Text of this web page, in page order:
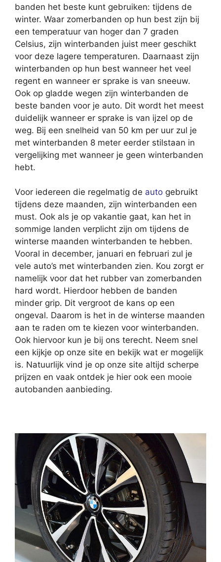
banden het beste kunt gebruiken: tijdens de
winter. Waar zomerbanden op hun best zijn bij
een temperatuur van hoger dan 7 graden
Celsius, zijn winterbanden juist meer geschikt
voor deze lagere temperaturen. Daarnaast zijn
winterbanden op hun best wanneer het veel
regent en wanneer er sprake is van sneeuw.
Ook op gladde wegen zijn winterbanden de
beste banden voor je auto. Dit wordt het meest
duidelijk wanneer er sprake is van ijzel op de
weg. Bij een snelheid van 50 km per uur zul je
met winterbanden 8 meter eerder stilstaan in
vergelijking met wanneer je geen winterbanden
hebt.
Voor iedereen die regelmatig de auto gebruikt
tijdens deze maanden, zijn winterbanden een
must. Ook als je op vakantie gaat, kan het in
sommige landen verplicht zijn om tijdens de
winterse maanden winterbanden te hebben.
Vooral in december, januari en februari zul je
vele auto’s met winterbanden zien. Kou zorgt er
namelijk voor dat het rubber van zomerbanden
hard wordt. Hierdoor hebben de banden
minder grip. Dit vergroot de kans op een
ongeval. Daarom is het in de winterse maanden
aan te raden om te kiezen voor winterbanden.
Ook hiervoor kun je bij ons terecht. Neem snel
een kijkje op onze site en bekijk wat er mogelijk
is. Natuurlijk vind je op onze site altijd scherpe
prijzen en vaak ontdek je hier ook een mooie
autobanden aanbieding.